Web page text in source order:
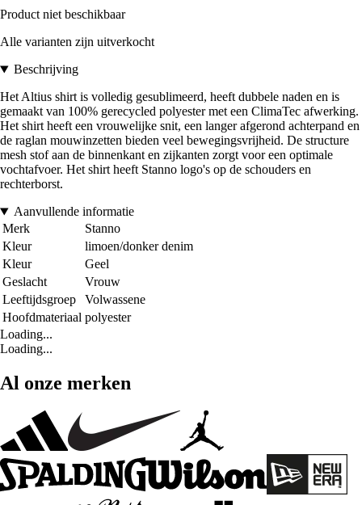
Product niet beschikbaar
Alle varianten zijn uitverkocht
Beschrijving
Het Altius shirt is volledig gesublimeerd, heeft dubbele naden en is
gemaakt van 100% gerecycled polyester met een ClimaTec afwerking.
Het shirt heeft een vrouwelijke snit, een langer afgerond achterpand en
de raglan mouwinzetten bieden veel bewegingsvrijheid. De structure
mesh stof aan de binnenkant en zijkanten zorgt voor een optimale
vochtafvoer. Het shirt heeft Stanno logo's op de schouders en
rechterborst.
Aanvullende informatie
Merk
Stanno
Kleur
limoen/donker denim
Kleur
Geel
Geslacht
Vrouw
Leeftijdsgroep
Volwassene
Hoofdmateriaal polyester
Loading...
Loading...
Al onze merken